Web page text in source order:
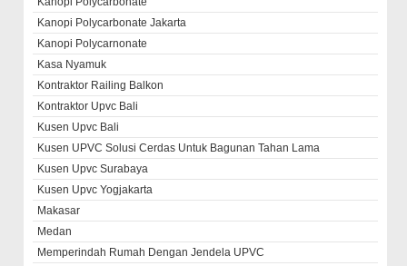
Kanopi Polycarbonate Jakarta
Kanopi Polycarnonate
Kasa Nyamuk
Kontraktor Railing Balkon
Kontraktor Upvc Bali
Kusen Upvc Bali
Kusen UPVC Solusi Cerdas Untuk Bagunan Tahan Lama
Kusen Upvc Surabaya
Kusen Upvc Yogjakarta
Makasar
Medan
Memperindah Rumah Dengan Jendela UPVC